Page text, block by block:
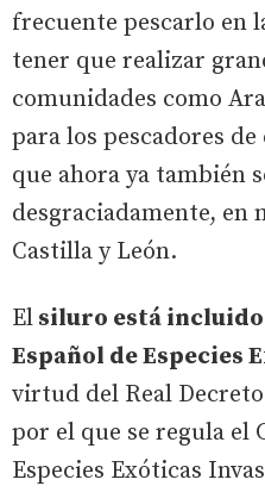
frecuente pescarlo en
tener que realizar
comunidades como
para los pescadores
que ahora ya también
desgraciadamente, en
Castilla y León.
El siluro está incluido
Español de Especies
virtud del Real Decreto
por el que se regula el
Especies Exóticas